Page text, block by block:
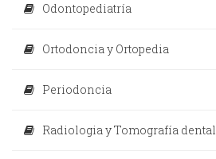
Odontopediatría
Ortodoncia y Ortopedia
Periodoncia
Radiologia y Tomografía dental